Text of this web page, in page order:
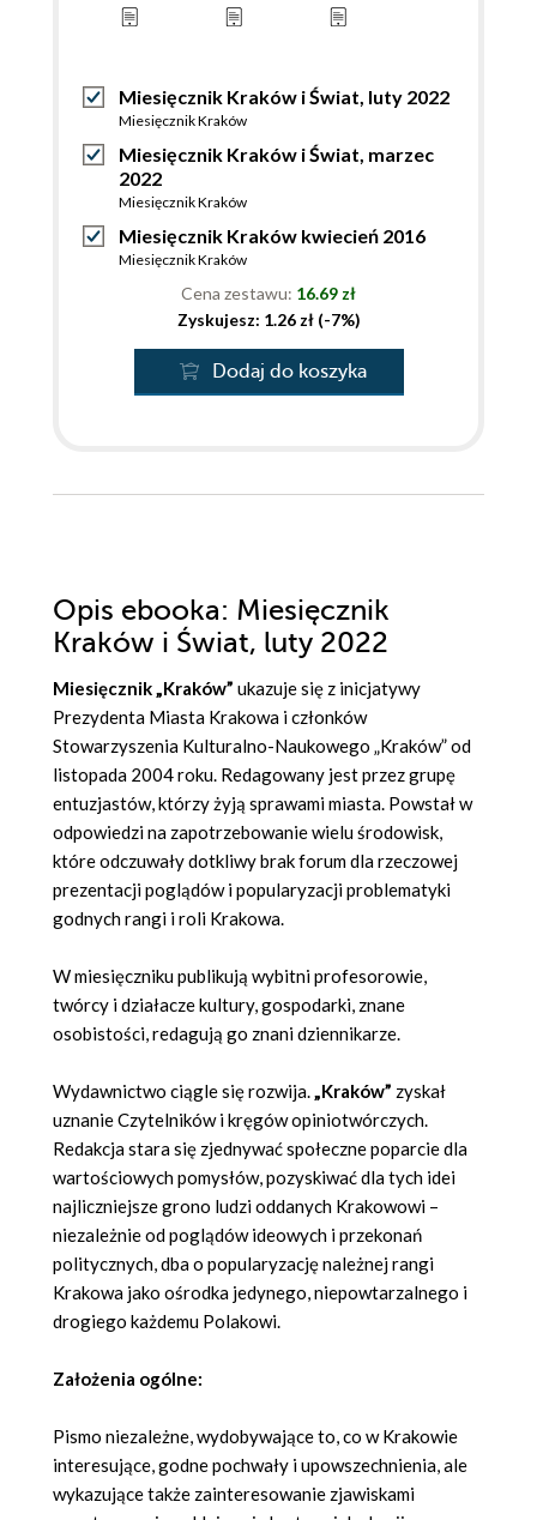
Miesięcznik Kraków i Świat, luty 2022
Miesięcznik Kraków
Miesięcznik Kraków i Świat, marzec
2022
Miesięcznik Kraków
Miesięcznik Kraków kwiecień 2016
Miesięcznik Kraków
Cena zestawu: 16.69 zł
Zyskujesz: 1.26 zł (-7%)
Dodaj do koszyka
Opis ebooka: Miesięcznik
Kraków i Świat, luty 2022
Miesięcznik „Kraków” ukazuje się z inicjatywy
Prezydenta Miasta Krakowa i członków
Stowarzyszenia Kulturalno-Naukowego „Kraków” od
listopada 2004 roku. Redagowany jest przez grupę
entuzjastów, którzy żyją sprawami miasta. Powstał w
odpowiedzi na zapotrzebowanie wielu środowisk,
które odczuwały dotkliwy brak forum dla rzeczowej
prezentacji poglądów i popularyzacji problematyki
godnych rangi i roli Krakowa.
W miesięczniku publikują wybitni profesorowie,
twórcy i działacze kultury, gospodarki, znane
osobistości, redagują go znani dziennikarze.
Wydawnictwo ciągle się rozwija.„Kraków” zyskał
uznanie Czytelników i kręgów opiniotwórczych.
Redakcja stara się zjednywać społeczne poparcie dla
wartościowych pomysłów, pozyskiwać dla tych idei
najliczniejsze grono ludzi oddanych Krakowowi –
niezależnie od poglądów ideowych i przekonań
politycznych, dba o popularyzację należnej rangi
Krakowa jako ośrodka jedynego, niepowtarzalnego i
drogiego każdemu Polakowi.
Założenia ogólne:
Pismo niezależne, wydobywające to, co w Krakowie
interesujące, godne pochwały i upowszechnienia, ale
wykazujące także zainteresowanie zjawiskami